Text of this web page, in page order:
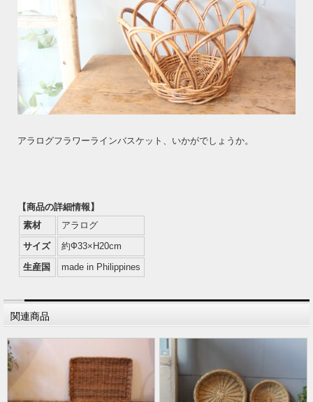
アラログフラワーラインバスケット、いかがでしょうか。
【商品の詳細情報】
素材
アラログ
サイズ
約Ф33×H20cm
生産国
made in Philippines
関連商品